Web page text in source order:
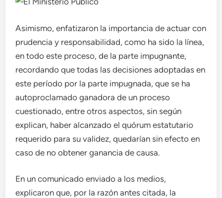
Asimismo, enfatizaron la importancia de actuar con
prudencia y responsabilidad, como ha sido la línea,
en todo este proceso, de la parte impugnante,
recordando que todas las decisiones adoptadas en
este período por la parte impugnada, que se ha
autoproclamado ganadora de un proceso
cuestionado, entre otros aspectos, sin según
explican, haber alcanzado el quórum estatutario
requerido para su validez, quedarían sin efecto en
caso de no obtener ganancia de causa.
En un comunicado enviado a los medios,
explicaron que, por la razón antes citada, la